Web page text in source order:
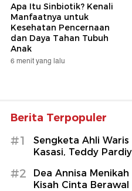
Apa Itu Sinbiotik? Kenali
Manfaatnya untuk
Kesehatan Pencernaan
dan Daya Tahan Tubuh
Anak
6 menit yang lalu
Berita Terpopuler
#1
Sengketa Ahli Waris
Kasasi, Teddy
#2
Dea Annisa
Kisah Cinta